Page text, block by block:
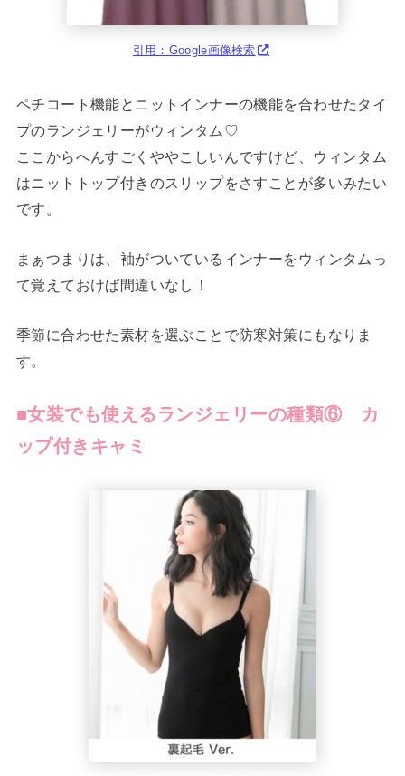
引用：Google画像検索
ペチコート機能とニットインナーの機能を合わせたタイ
プのランジェリーがウィンタム♡
ここからへんすごくややこしいんですけど、ウィンタム
はニットトップ付きのスリップをさすことが多いみたい
です。
まぁつまりは、袖がついているインナーをウィンタムっ
て覚えておけば間違いなし！
季節に合わせた素材を選ぶことで防寒対策にもなりま
す。
■女装でも使えるランジェリーの種類⑥ カ
ップ付きキャミ